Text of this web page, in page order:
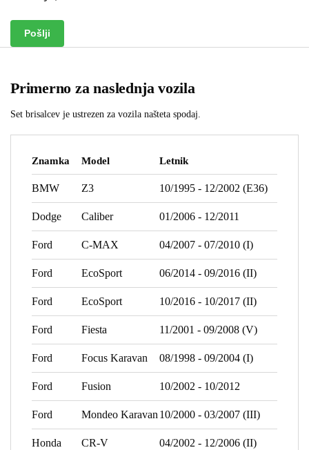
Primerno za naslednja vozila
Set brisalcev je ustrezen za vozila našteta spodaj.
Znamka Model Letnik
BMW Z3 10/1995 - 12/2002 (E36)
Dodge Caliber 01/2006 - 12/2011
Ford C-MAX 04/2007 - 07/2010 (I)
Ford EcoSport 06/2014 - 09/2016 (II)
Ford EcoSport 10/2016 - 10/2017 (II)
Ford Fiesta 11/2001 - 09/2008 (V)
Ford Focus Karavan 08/1998 - 09/2004 (I)
Ford Fusion 10/2002 - 10/2012
Ford Mondeo Karavan 10/2000 - 03/2007 (III)
Honda CR-V 04/2002 - 12/2006 (II)